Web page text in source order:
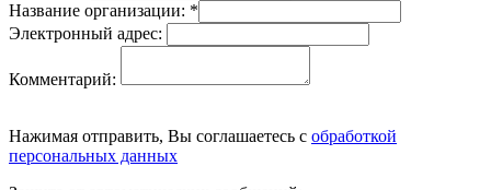
Название организации: *
Электронный адрес:
Комментарий:
Нажимая отправить, Вы соглашаетесь с обработкой
персональных данных